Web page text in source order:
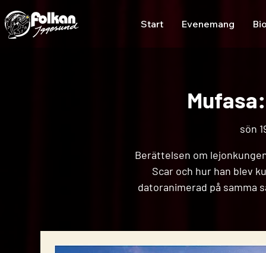
Start Evenemang
sön
Berättelsen om
Scar och hur han blev
datoranimerad på samma